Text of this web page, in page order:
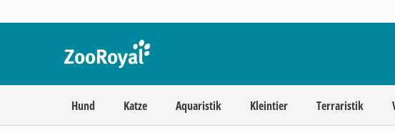
Hund Katze Aquaristik Kleintier Terraristik